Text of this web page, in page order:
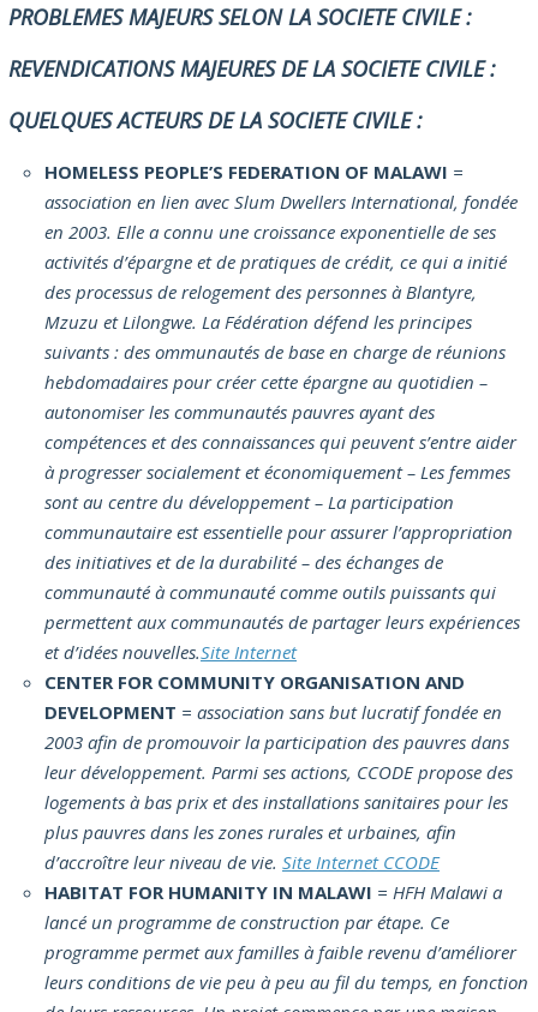
PROBLEMES MAJEURS SELON LA SOCIETE CIVILE :
REVENDICATIONS MAJEURES DE LA SOCIETE CIVILE :
QUELQUES ACTEURS DE LA SOCIETE CIVILE :
HOMELESS PEOPLE’S FEDERATION OF MALAWI =
association en lien avec Slum Dwellers International, fondée
en 2003. Elle a connu une croissance exponentielle de ses
activités d’épargne et de pratiques de crédit, ce qui a initié
des processus de relogement des personnes à Blantyre,
Mzuzu et Lilongwe. La Fédération défend les principes
suivants : des ommunautés de base en charge de réunions
hebdomadaires pour créer cette épargne au quotidien –
autonomiser les communautés pauvres ayant des
compétences et des connaissances qui peuvent s’entre aider
à progresser socialement et économiquement – Les femmes
sont au centre du développement – La participation
communautaire est essentielle pour assurer l’appropriation
des initiatives et de la durabilité – des échanges de
communauté à communauté comme outils puissants qui
permettent aux communautés de partager leurs expériences
et d’idées nouvelles.Site Internet
CENTER FOR COMMUNITY ORGANISATION AND
DEVELOPMENT = association sans but lucratif fondée en
2003 afin de promouvoir la participation des pauvres dans
leur développement. Parmi ses actions, CCODE propose des
logements à bas prix et des installations sanitaires pour les
plus pauvres dans les zones rurales et urbaines, afin
d’accroître leur niveau de vie. Site Internet CCODE
HABITAT FOR HUMANITY IN MALAWI = HFH Malawi a
lancé un programme de construction par étape. Ce
programme permet aux familles à faible revenu d’améliorer
leurs conditions de vie peu à peu au fil du temps, en fonction